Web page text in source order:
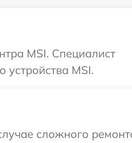
MSI. Специалист
MSI.
сложного